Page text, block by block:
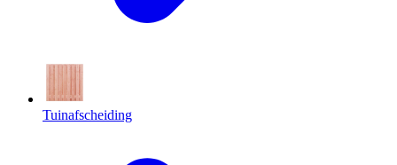
Tuinafscheiding